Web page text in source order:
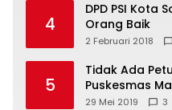
4
DPD PSI Kota
Orang Baik
2 Februari 2018
5
Tidak Ada
Puskesmas
29 Mei 2019 3